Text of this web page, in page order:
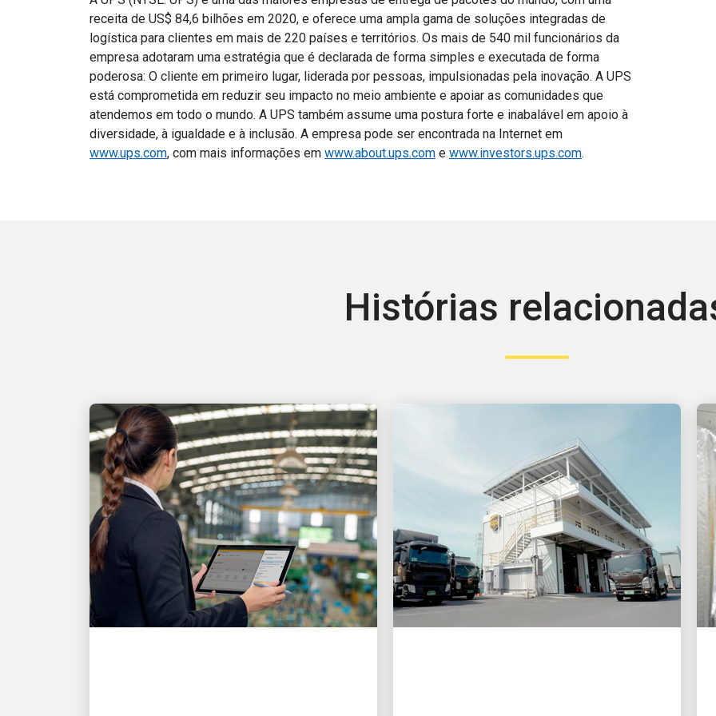
receita de US$ 84,6 bilhões em 2020, e oferece uma ampla gama de soluções integradas de
logística para clientes em mais de 220 países e territórios. Os mais de 540 mil funcionários da
empresa adotaram uma estratégia que é declarada de forma simples e executada de forma
poderosa: O cliente em primeiro lugar, liderada por pessoas, impulsionadas pela inovação. A UPS
está comprometida em reduzir seu impacto no meio ambiente e apoiar as comunidades que
atendemos em todo o mundo. A UPS também assume uma postura forte e inabalável em apoio à
diversidade, à igualdade e à inclusão. A empresa pode ser encontrada na Internet em
www.ups.com, com mais informações em www.about.ups.com e www.investors.ups.com.
Histórias